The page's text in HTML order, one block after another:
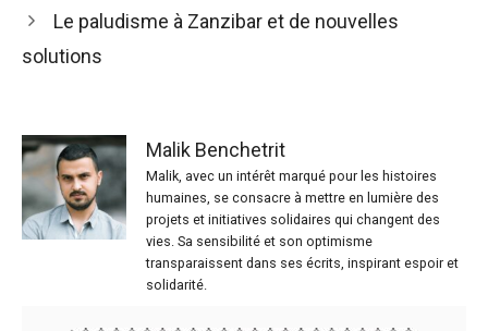
Le paludisme à Zanzibar et de nouvelles
solutions
Malik Benchetrit
Malik, avec un intérêt marqué pour les histoires
humaines, se consacre à mettre en lumière des
projets et initiatives solidaires qui changent des
vies. Sa sensibilité et son optimisme
transparaissent dans ses écrits, inspirant espoir et
solidarité.